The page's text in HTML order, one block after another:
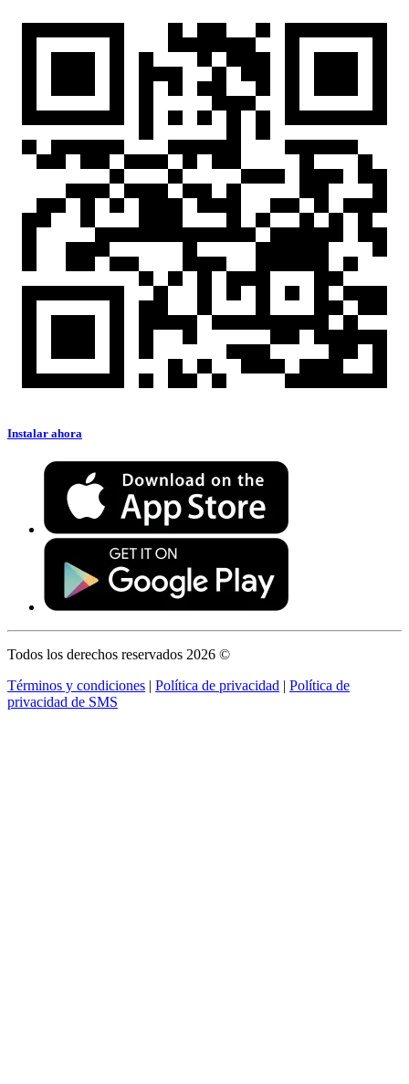
Instalar ahora
Todos los derechos reservados 2026 ©
Términos y condiciones | Política de privacidad | Política de
privacidad de SMS